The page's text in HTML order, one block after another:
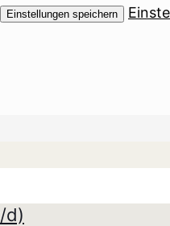
Einstellungen speichern
d)